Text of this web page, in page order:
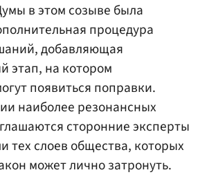
в этом созыве была
процедура
добавляющая
этап, на котором
появиться поправки.
наиболее резонансных
сторонние эксперты
тех слоев общества, которых
может лично затронуть.